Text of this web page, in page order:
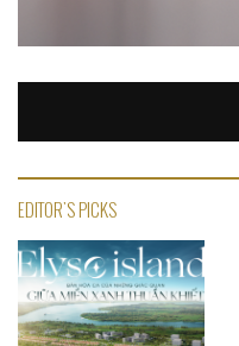
EDITOR'S PICKS